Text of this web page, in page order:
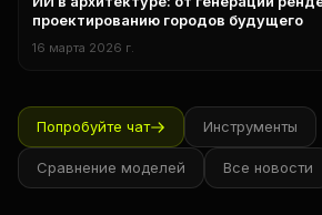
Технологии
проектированию городов будущего
16 марта 2026 г.
Попробуйте чат Инструменты
Сравнение моделей Все новости